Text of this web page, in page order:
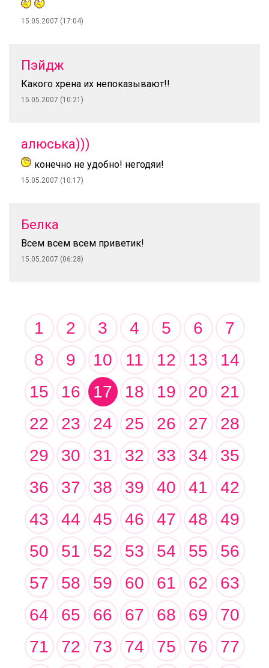
15.05.2007 (17:04)
Пэйдж
Какого хрена их непоказывают!!
15.05.2007 (10:21)
алюська)))
конечно не удобно! негодяи!
15.05.2007 (10:17)
Белка
Всем всем всем приветик!
15.05.2007 (06:28)
1 2 3 4 5 6
7
8
9 10 11 12 13
14
15
16 17 18 19 20
21
22
23 24 25 26 27
28
29
30 31 32 33 34
35
36
37 38 39 40 41
42
43
44 45 46 47 48
49
50
51 52 53 54 55
56
57
58 59 60 61 62
63
64
65 66 67 68 69
70
71
72 73 74 75 76
77